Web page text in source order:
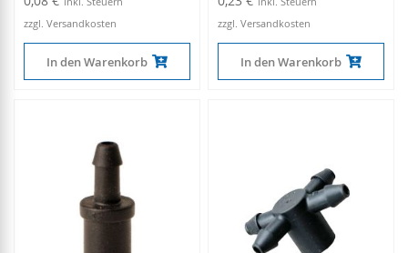
zzgl. Versandkosten
In den Warenkorb
zzgl. Versandkosten
In den Warenkorb